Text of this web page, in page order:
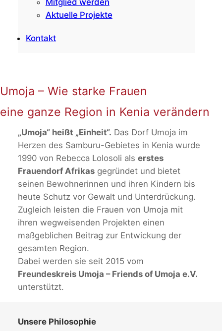
Aktuelle Projekte
Kontakt
Umoja – Wie starke Frauen
eine ganze Region in Kenia verändern
„Umoja“ heißt „Einheit“. Das Dorf Umoja im
Herzen des Samburu-Gebietes in Kenia wurde
1990 von Rebecca Lolosoli als erstes
Frauendorf Afrikasgegründet und bietet
seinen Bewohnerinnen und ihren Kindern bis
heute Schutz vor Gewalt und Unterdrückung.
Zugleich leisten die Frauen von Umoja mit
ihren wegweisenden Projekten einen
maßgeblichen Beitrag zur Entwickung der
gesamten Region.
Dabei werden sie seit 2015 vom
Freundeskreis Umoja – Friends of Umoja e.V.
unterstützt.
Unsere Philosophie